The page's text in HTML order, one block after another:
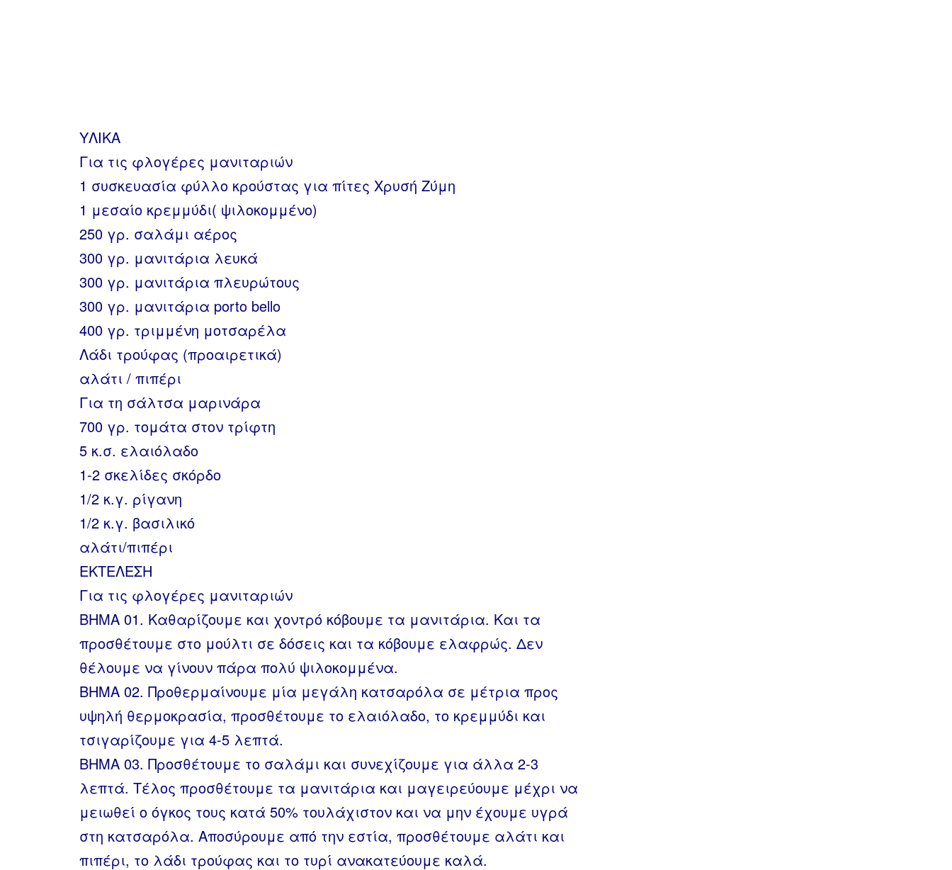
ΥΛΙΚΑ
Για τις φλογέρες μανιταριών
1 συσκευασία φύλλο κρούστας για πίτες Χρυσή Ζύμη
1 μεσαίο κρεμμύδι( ψιλοκομμένο)
250 γρ. σαλάμι αέρος
300 γρ. μανιτάρια λευκά
300 γρ. μανιτάρια πλευρώτους
300 γρ. μανιτάρια porto bello
400 γρ. τριμμένη μοτσαρέλα
Λάδι τρούφας (προαιρετικά)
αλάτι / πιπέρι
Για τη σάλτσα μαρινάρα
700 γρ. τομάτα στον τρίφτη
5 κ.σ. ελαιόλαδο
1-2 σκελίδες σκόρδο
1/2 κ.γ. ρίγανη
1/2 κ.γ. βασιλικό
αλάτι/πιπέρι
ΕΚΤΕΛΕΣΗ
Για τις φλογέρες μανιταριών
ΒΗΜΑ 01. Καθαρίζουμε και χοντρό κόβουμε τα μανιτάρια. Και τα
προσθέτουμε στο μούλτι σε δόσεις και τα κόβουμε ελαφρώς. Δεν
θέλουμε να γίνουν πάρα πολύ ψιλοκομμένα.
ΒΗΜΑ 02. Προθερμαίνουμε μία μεγάλη κατσαρόλα σε μέτρια προς
υψηλή θερμοκρασία, προσθέτουμε το ελαιόλαδο, το κρεμμύδι και
τσιγαρίζουμε για 4-5 λεπτά.
ΒΗΜΑ 03. Προσθέτουμε το σαλάμι και συνεχίζουμε για άλλα 2-3
λεπτά. Τέλος προσθέτουμε τα μανιτάρια και μαγειρεύουμε μέχρι να
μειωθεί ο όγκος τους κατά 50% τουλάχιστον και να μην έχουμε υγρά
στη κατσαρόλα. Αποσύρουμε από την εστία, προσθέτουμε αλάτι και
πιπέρι, το λάδι τρούφας και το τυρί ανακατεύουμε καλά.